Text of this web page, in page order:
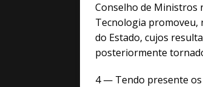
Conselho de Ministros
Tecnologia promoveu,
do Estado, cujos
posteriormente
4 — Tendo presente os